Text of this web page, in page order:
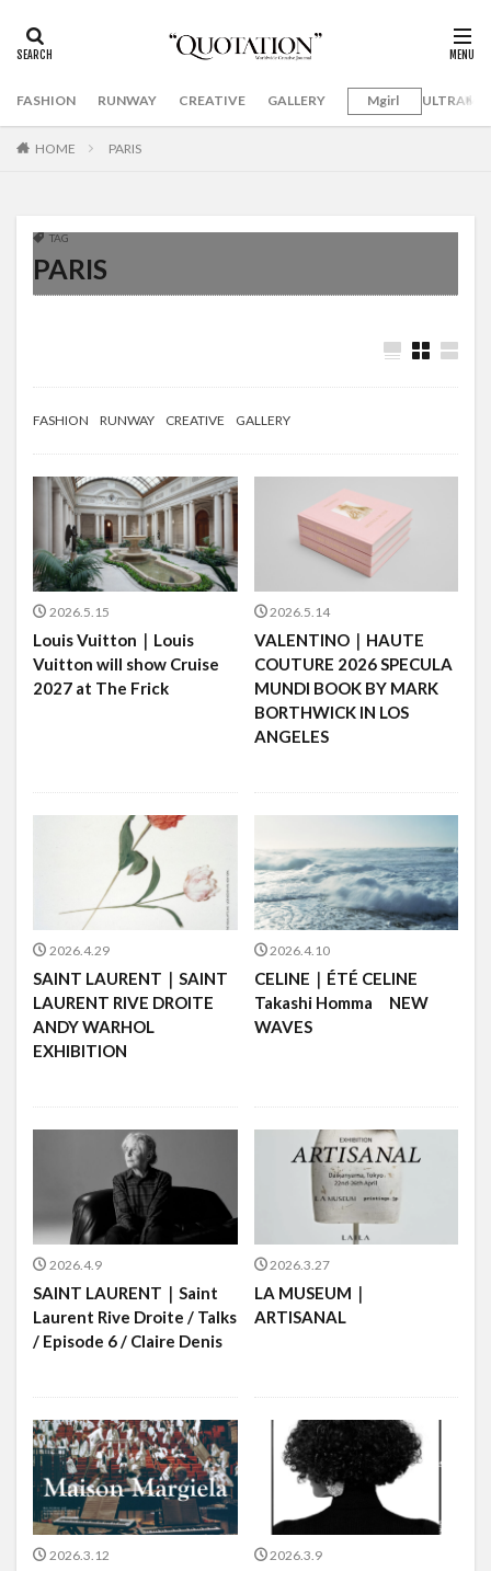
FASHION RUNWAY CREATIVE GALLERY Mgirl
HOME PARIS
TAG
PARIS
FASHION RUNWAY CREATIVE GALLERY
2026.5.15
Louis Vuitton｜Louis
Vuitton will show Cruise
2027 at The Frick
2026.5.14
VALENTINO｜HAUTE
COUTURE 2026 SPECULA
MUNDI BOOK BY MARK
BORTHWICK IN LOS
ANGELES
2026.4.29
SAINT LAURENT｜SAINT
LAURENT RIVE DROITE
ANDY WARHOL
EXHIBITION
2026.4.10
CELINE｜ÉTÉ CELINE
Takashi Homma NEW
WAVES
2026.4.9
SAINT LAURENT｜Saint
Laurent Rive Droite / Talks
/ Episode 6 / Claire Denis
2026.3.27
LA MUSEUM｜
ARTISANAL
2026.3.12 2026.3.9